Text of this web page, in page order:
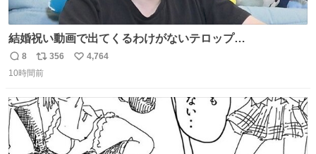
結婚祝い動画で出てくるわけがないテロップ
youtu.be/4pJ7U22AYtw
返
信
8
リ
ポ
ト
数
356
い
数
4,764
10時間前